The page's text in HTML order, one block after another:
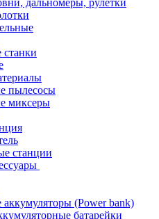
дальномеры, рулетки
пылесосы
миксеры
станции
(Power bank)
батарейки